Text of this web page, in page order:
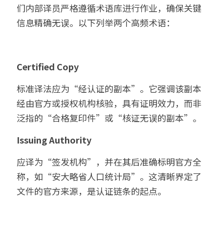
们内部译员严格遵循术语库进行作业，确保关键
信息精确无误。以下列举两个高频术语：
Certified Copy
标准译法应为“经认证的副本”。它强调该副本
经由官方或授权机构核验，具有证明效力，而非
泛指的“合格复印件”或“核证无误的副本”。
Issuing Authority
应译为“签发机构”，并在其后准确标明官方全
称，如“安大略省人口统计局”。这清晰界定了
文件的官方来源，是认证链条的起点。